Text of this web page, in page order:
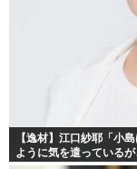
【逸材】江口紗耶「小
ように気を遣っている